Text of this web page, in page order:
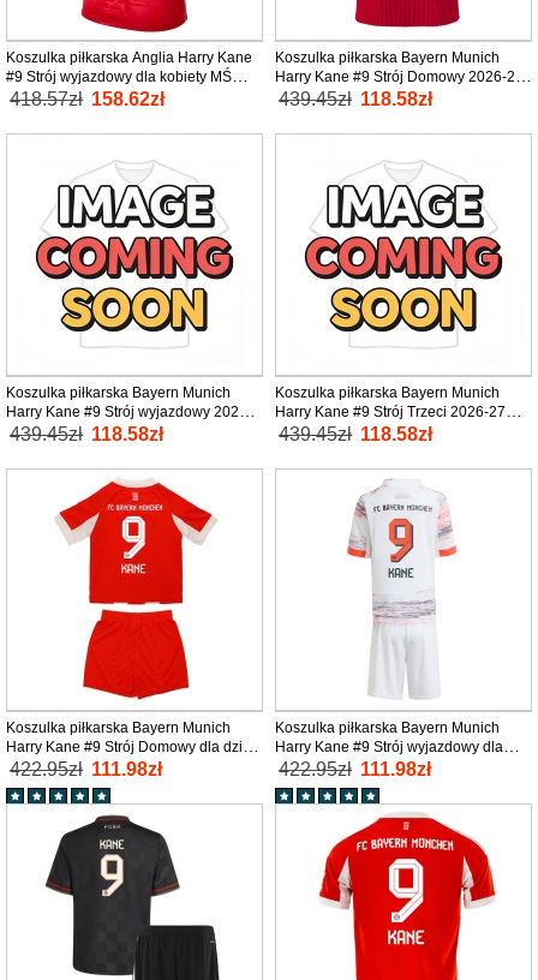
Koszulka piłkarska Anglia Harry Kane
#9 Strój wyjazdowy dla kobiety MŚ
2026 tanio Krótki Rękaw
418.57zł 158.62zł
Koszulka piłkarska Bayern Munich
Harry Kane #9 Strój Domowy 2026-27
tanio Krótki Rękaw
439.45zł 118.58zł
Koszulka piłkarska Bayern Munich
Harry Kane #9 Strój wyjazdowy 2026-
27 tanio Krótki Rękaw
439.45zł 118.58zł
Koszulka piłkarska Bayern Munich
Harry Kane #9 Strój Trzeci 2026-27
tanio Krótki Rękaw
439.45zł 118.58zł
Koszulka piłkarska Bayern Munich
Harry Kane #9 Strój Domowy dla dzieci
2025-26 tanio Krótki Rękaw (+ Krótkie
spodenki)
422.95zł 111.98zł
Koszulka piłkarska Bayern Munich
Harry Kane #9 Strój wyjazdowy dla
dzieci 2025-26 tanio Krótki Rękaw (+
Krótkie spodenki)
422.95zł 111.98zł